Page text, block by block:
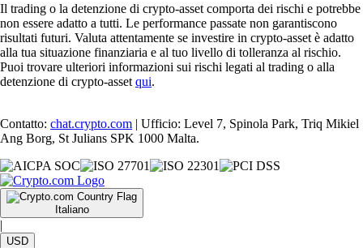
Il trading o la detenzione di crypto-asset comporta dei rischi e potrebbe
non essere adatto a tutti. Le performance passate non garantiscono
risultati futuri. Valuta attentamente se investire in crypto-asset è adatto
alla tua situazione finanziaria e al tuo livello di tolleranza al rischio.
Puoi trovare ulteriori informazioni sui rischi legati al trading o alla
detenzione di crypto-asset qui.
Contatto: chat.crypto.com | Ufficio: Level 7, Spinola Park, Triq Mikiel
Ang Borg, St Julians SPK 1000 Malta.
Italiano
|
USD